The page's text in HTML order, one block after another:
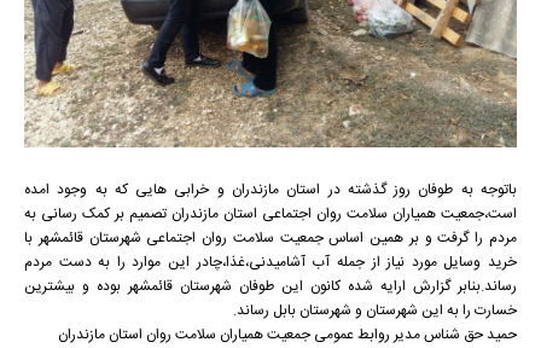
باتوجه به طوفان روز گذشته در استان مازندران و خرابی هایی که به وجود امده
است،جمعیت همیاران سلامت روان اجتماعی استان مازندران تصمیم بر کمک رسانی به
مردم را گرفت و بر همین اساس جمعیت سلامت روان اجتماعی شهرستان قائمشهر با
خرید وسایل مورد نیاز از جمله آب آشامیدنی،غذا،چادر این موارد را به دست مردم
رساند.بنابر گزارش ارایه شده کانون این طوفان شهرستان قائمشهر بوده و بیشترین
خسارت را به این شهرستان و شهرستان بابل رساند.
حمید حق شناس مدیر روابط عمومی جمعیت همیاران سلامت روان استان مازندران